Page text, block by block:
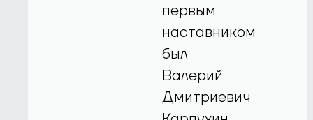
первым
наставником
был
Валерий
Дмитриевич